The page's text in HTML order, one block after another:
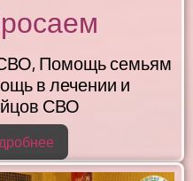
Помощь семьям
в лечении и
СВО